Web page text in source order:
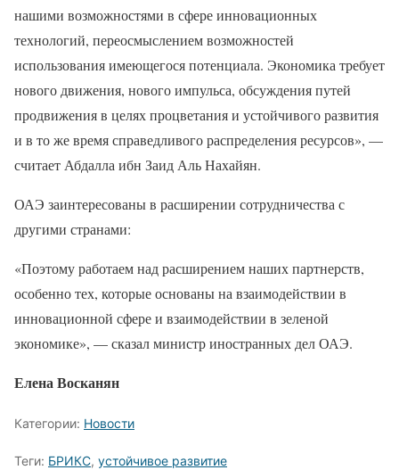
нашими возможностями в сфере инновационных
технологий, переосмыслением возможностей
использования имеющегося потенциала. Экономика требует
нового движения, нового импульса, обсуждения путей
продвижения в целях процветания и устойчивого развития
и в то же время справедливого распределения ресурсов», —
считает Абдалла ибн Заид Аль Нахайян.
ОАЭ заинтересованы в расширении сотрудничества с
другими странами:
«Поэтому работаем над расширением наших партнерств,
особенно тех, которые основаны на взаимодействии в
инновационной сфере и взаимодействии в зеленой
экономике», — сказал министр иностранных дел ОАЭ.
Елена Восканян
Категории: Новости
Теги: БРИКС, устойчивое развитие